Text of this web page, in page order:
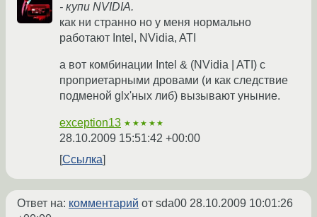
- купи NVIDIA.
как ни странно но у меня нормально
работают Intel, NVidia, ATI
а вот комбинации Intel & (NVidia | ATI) с
проприетарными дровами (и как следствие
подменой glx'ных либ) вызывают уныние.
exception13 ★★★★★
28.10.2009 15:51:42 +00:00
Ссылка
Ответ на: комментарий от sda00 28.10.2009 10:01:26